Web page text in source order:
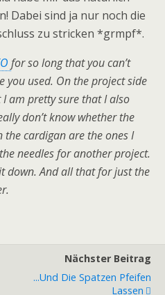
Dabei sind ja nur noch die
zu stricken *grmpf*.
for so long that you can’t
you used. On the project side
am pretty sure that I also
don’t know whether the
the cardiganare the ones I
needles for another project.
down. And all that for just the
Nächster Beitrag
...und Die Spatzen Pfeifen
Lassen